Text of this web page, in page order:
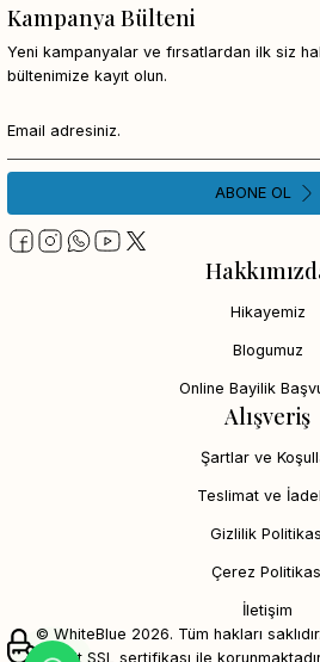
Hikayemiz
Blogumuz
Online Bayilik
Alışveriş
Şartlar ve
Teslimat ve
Gizlilik
Çerez
İletişim
Kampanya Bülteni
Yeni kampanyalar ve fırsatlardan ilk siz
bültenimize kayıt olun.
ABONE OL
© WhiteBlue 2026. Tüm hakları
256bit SSL sertifikası ile